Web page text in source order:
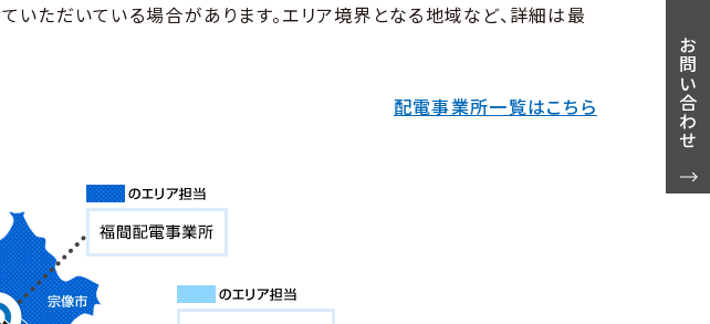
お問い合わせ
ただいている場合があります。エリア境界となる地域など、詳細は最
配電事業所一覧はこちら